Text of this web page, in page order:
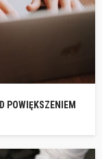
POWIĘKSZENIEM